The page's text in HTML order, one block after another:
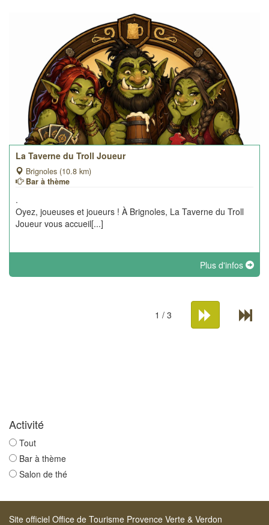
La Taverne du Troll Joueur
Brignoles (10.8 km)
Bar à thème
.
Oyez, joueuses et joueurs ! À Brignoles, La Taverne du Troll
Joueur vous accueil[...]
Plus d'infos
1 / 3
Activité
Tout
Bar à thème
Salon de thé
Site officiel Office de Tourisme Provence Verte & Verdon